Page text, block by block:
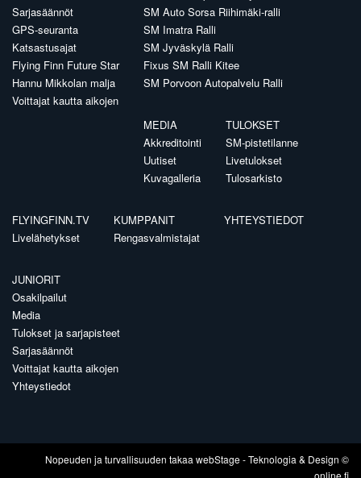
Sarjasäännöt
GPS-seuranta
Katsastusajat
Flying Finn Future Star
Hannu Mikkolan malja
Voittajat kautta aikojen
SM Auto Sorsa Riihimäki-ralli
SM Imatra Ralli
SM Jyväskylä Ralli
Fixus SM Ralli Kitee
SM Porvoon Autopalvelu Ralli
MEDIA
Akkreditointi
Uutiset
Kuvagalleria
TULOKSET
SM-pistetilanne
Livetulokset
Tulosarkisto
FLYINGFINN.TV
Livelähetykset
KUMPPANIT
Rengasvalmistajat
YHTEYSTIEDOT
JUNIORIT
Osakilpailut
Media
Tulokset ja sarjapisteet
Sarjasäännöt
Voittajat kautta aikojen
Yhteystiedot
Nopeuden ja turvallisuuden takaa webStage- Teknologia & Design ©
online.fi